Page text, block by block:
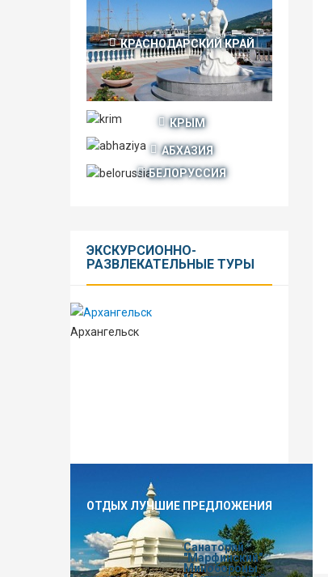
КРАСНОДАРСКИЙ КРАЙ
КРЫМ
АБХАЗИЯ
БЕЛОРУССИЯ
ЭКСКУРСИОННО-
РАЗВЛЕКАТЕЛЬНЫЕ ТУРЫ
Архангельск
ОТДЫХ ЛУЧШИЕ ПРЕДЛОЖЕНИЯ
Санаторий
"Марфинский"
Минобороны